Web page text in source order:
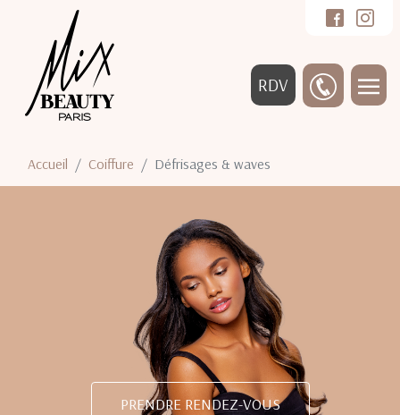
RDV
Accueil Coiffure Défrisages & waves
PRENDRE RENDEZ-VOUS